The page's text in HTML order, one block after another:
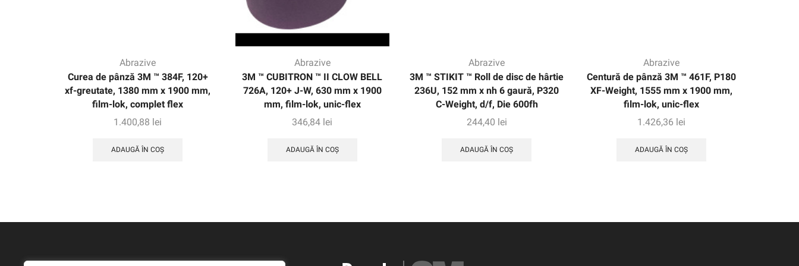
Abrazive
Curea de pânză 3M ™ 384F, 120+
xf-greutate, 1380 mm x 1900 mm,
film-lok, complet flex
1.400,88 lei
ADAUGĂ ÎN COȘ
Abrazive
3M ™ CUBITRON ™ II CLOW BELL
726A, 120+ J-W, 630 mm x 1900
mm, film-lok, unic-flex
346,84 lei
ADAUGĂ ÎN COȘ
Abrazive
3M ™ STIKIT ™ Roll de disc de hârtie
236U, 152 mm x nh 6 gaură, P320
C-Weight, d/f, Die 600fh
244,40 lei
ADAUGĂ ÎN COȘ
Abrazive
Centură de pânză 3M ™ 461F, P180
XF-Weight, 1555 mm x 1900 mm,
film-lok, unic-flex
1.426,36 lei
ADAUGĂ ÎN COȘ